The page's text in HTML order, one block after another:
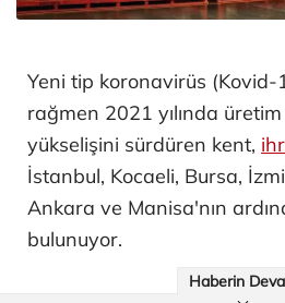
Yeni tip koronavirüs (Kovid-
rağmen 2021 yılında üretim
yükselişini sürdüren kent,
İstanbul, Kocaeli, Bursa,
Ankara ve Manisa'nın
bulunuyor.
Haberin